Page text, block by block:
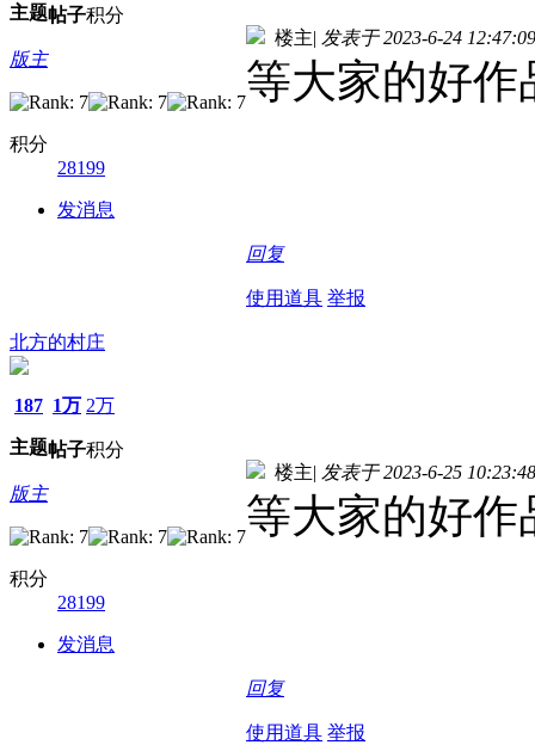
主题帖子积分
版主
积分
28199
发消息
楼主| 发表于 2023-6-24 12:47:09
等大家的好作
回复
使用道具 举报
北方的村庄
187
主题
1万
帖子
2万
积分
版主
积分
28199
发消息
楼主| 发表于 2023-6-25 10:23:48
等大家的好作
回复
使用道具 举报